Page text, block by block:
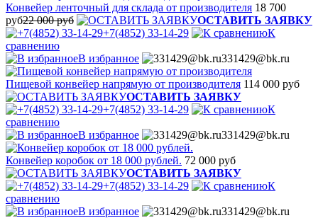
Конвейер ленточный для склада от производителя 18 700
руб22 000 руб
ОСТАВИТЬ ЗАЯВКУ
+7(4852) 33-14-29
К
сравнению
В избранное
331429@bk.ru
Пищевой конвейер напрямую от производителя 114 000 руб
ОСТАВИТЬ ЗАЯВКУ
+7(4852) 33-14-29
К
сравнению
В избранное
331429@bk.ru
Конвейер коробок от 18 000 рублей. 72 000 руб
ОСТАВИТЬ ЗАЯВКУ
+7(4852) 33-14-29
К
сравнению
В избранное
331429@bk.ru